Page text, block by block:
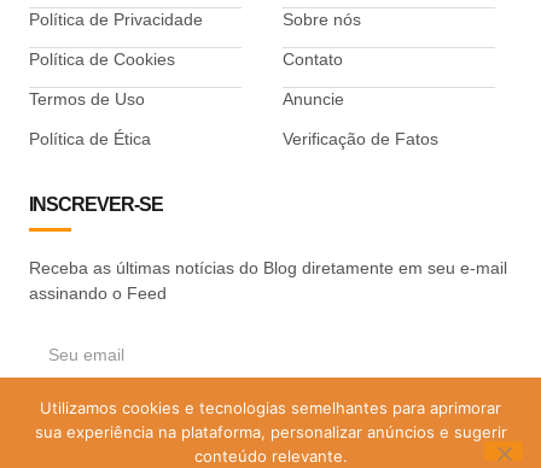
Política de Privacidade
Política de Cookies
Termos de Uso
Política de Ética
Sobre nós
Contato
Anuncie
Verificação de Fatos
INSCREVER-SE
Receba as últimas notícias do Blog diretamente em seu e-mail
assinando o Feed
ASSINAR
Utilizamos cookies e tecnologias semelhantes para aprimorar
sua experiência na plataforma, personalizar anúncios e sugerir
conteúdo relevante.